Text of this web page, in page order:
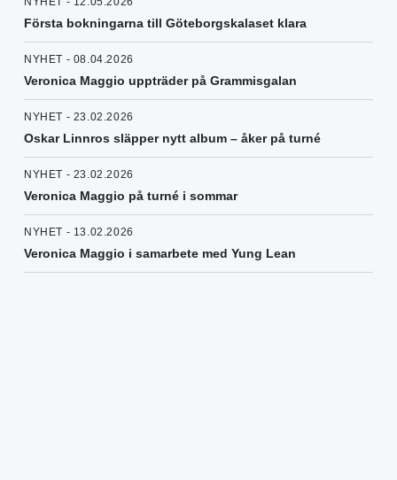
Första bokningarna till Göteborgskalaset klara
NYHET - 08.04.2026
Veronica Maggio uppträder på Grammisgalan
NYHET - 23.02.2026
Oskar Linnros släpper nytt album – åker på turné
NYHET - 23.02.2026
Veronica Maggio på turné i sommar
NYHET - 13.02.2026
Veronica Maggio i samarbete med Yung Lean